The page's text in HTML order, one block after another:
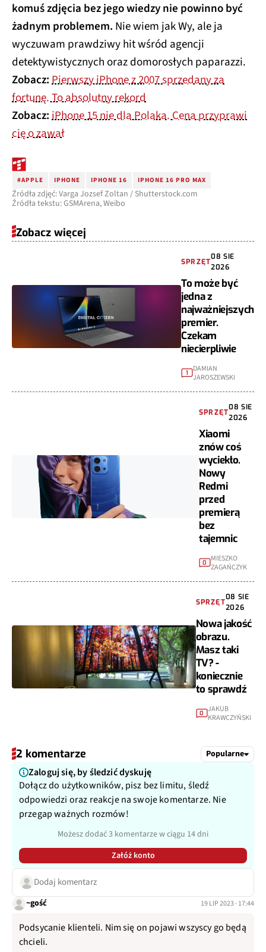
komuś zdjęcia bez jego wiedzy nie powinno być
żadnym problemem. Nie wiem jak Wy, ale ja
wyczuwam prawdziwy hit wśród agencji
detektywistycznych oraz domorosłych paparazzi.
Zobacz:Pierwszy iPhone z 2007 sprzedany za
fortunę. To absolutny rekord
Zobacz:iPhone 15 nie dla Polaka. Cena przyprawi
cię o zawał
#APPLE IPHONE IPHONE 16 IPHONE 16 PRO MAX
Źródła zdjęć: Varga Jozsef Zoltan / Shutterstock.com
Źródła tekstu: GSMArena, Weibo
Zobacz więcej
SPRZĘT
08 SIE
2026
To może być
jedna z
najważniejszych
premier.
Czekam
niecierpliwie
1
DAMIAN
JAROSZEWSKI
SPRZĘT
08 SIE
2026
Xiaomi
znów coś
wyciekło.
Nowy
Redmi
przed
premierą
bez
tajemnic
0
MIESZKO
ZAGAŃCZYK
SPRZĘT
08 SIE
2026
Nowa jakość
obrazu.
Masz taki
TV? -
koniecznie
to sprawdź
0 JAKUB
KRAWCZYŃSKI
2 komentarze Popularne
Zaloguj się, by śledzić dyskuję
Dołącz do użytkowników, pisz bez limitu, śledź
odpowiedzi oraz reakcje na swoje komentarze. Nie
przegap ważnych rozmów!
Możesz dodać 3 komentarze w ciągu 14 dni
Załóż konto
Dodaj komentarz
~gość 19 LIP 2023 · 17:44
Podsycanie klienteli. Nim się on pojawi wszyscy go będą
chcieli.